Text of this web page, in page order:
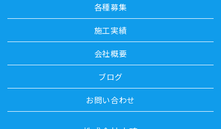
各種募集
施工実績
会社概要
ブログ
お問い合わせ